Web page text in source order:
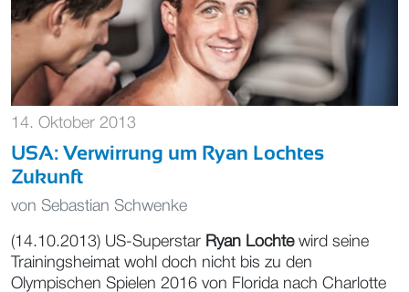
14. Oktober 2013
USA: Verwirrung um Ryan Lochtes
Zukunft
von Sebastian Schwenke
(14.10.2013) US-Superstar Ryan Lochtewird seine
Trainingsheimat wohl doch nicht bis zu den
Olympischen Spielen 2016 von Florida nach Charlotte